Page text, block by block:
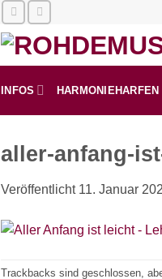
INFOS HARMONIEHARFEN
aller-anfang-
Veröffentlicht 11. Januar
Trackbacks sind geschlossen,